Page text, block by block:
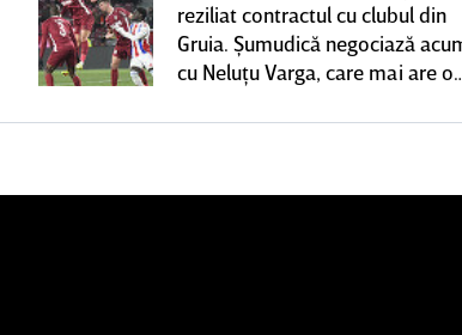
reziliat contractul cu clubul din
Gruia. Şumudică negociază
cu Neluţu Varga, care mai are o
EXCLUSIV